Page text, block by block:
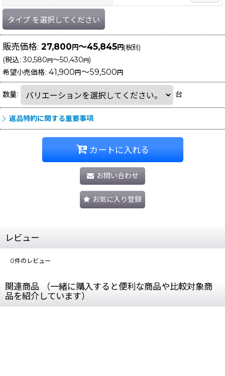
タイプ を選択してください
販売価格: 27,800円～45,845円(税別)
(税込: 30,580円～50,430円)
希望小売価格: 41,900円～59,500円
数量: 台
返品特約に関する重要事項
カートに入れる
お問い合わせ
お気に入り登録
レビュー
0件のレビュー
関連商品 （一緒に購入すると便利な商品や比較対象商
品を紹介しています）